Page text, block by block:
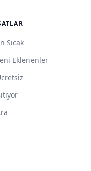
Sıcak
Eklenenler